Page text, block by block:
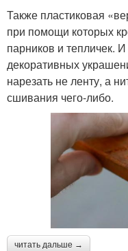
Также пластиковая
при помощи которых
парников и тепличек.
декоративных
нарезать не ленту, а
сшивания чего-либо.
читать дальше →